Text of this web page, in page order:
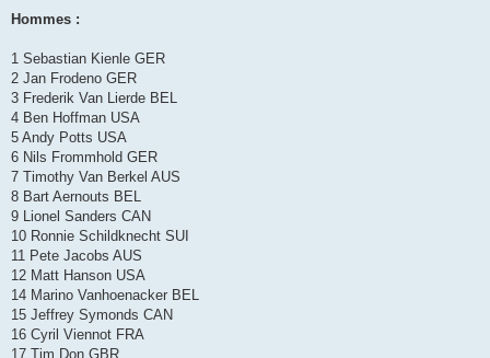
Hommes :
1 Sebastian Kienle GER
2 Jan Frodeno GER
3 Frederik Van Lierde BEL
4 Ben Hoffman USA
5 Andy Potts USA
6 Nils Frommhold GER
7 Timothy Van Berkel AUS
8 Bart Aernouts BEL
9 Lionel Sanders CAN
10 Ronnie Schildknecht SUI
11 Pete Jacobs AUS
12 Matt Hanson USA
14 Marino Vanhoenacker BEL
15 Jeffrey Symonds CAN
16 Cyril Viennot FRA
17 Tim Don GBR